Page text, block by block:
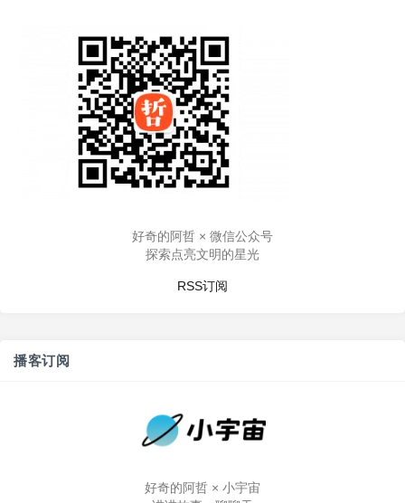
好奇的阿哲 × 微信公众号
探索点亮文明的星光
RSS订阅
播客订阅
好奇的阿哲 × 小宇宙